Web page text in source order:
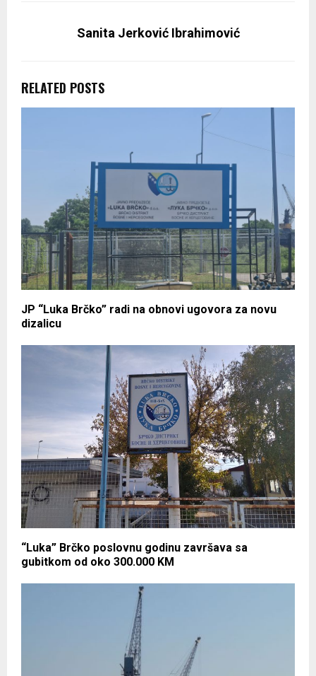
Sanita Jerković Ibrahimović
RELATED POSTS
JP “Luka Brčko” radi na obnovi ugovora za novu
dizalicu
“Luka” Brčko poslovnu godinu završava sa
gubitkom od oko 300.000 KM